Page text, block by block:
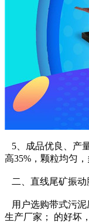
5、成品优良、产
高35%，颗粒均匀，
二、直线尾矿振动
用户选购带式污泥
生产厂家； 的好坏